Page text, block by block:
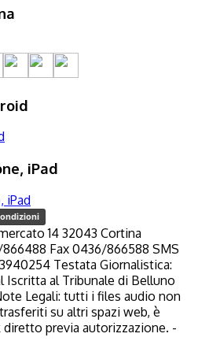
iPad
14 32043 Cortina
Fax 0436/866588 SMS
Testata Giornalistica:
Iscritta al Tribunale di Belluno
Legali: tutti i files audio non
su altri spazi web, è
previa autorizzazione. -